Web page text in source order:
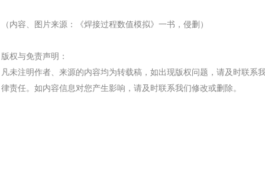
（内容、图片来源：《焊接过程数值模拟》 一书 ，侵删）
版权与免责声明：
凡未注明作者、来源的内容均为转载稿，如出现版权问题，请及时联
律责任。如内容信息对您产生影响，请及时联系我们修改或删除。